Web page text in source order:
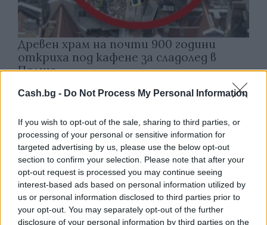
Cash.bg - Do Not Process My Personal Information
If you wish to opt-out of the sale, sharing to third parties, or
processing of your personal or sensitive information for
targeted advertising by us, please use the below opt-out
section to confirm your selection. Please note that after your
opt-out request is processed you may continue seeing
interest-based ads based on personal information utilized by
us or personal information disclosed to third parties prior to
your opt-out. You may separately opt-out of the further
disclosure of your personal information by third parties on the
Древен храм на почти 900 години
откриха под кафене за сладолед в
Полша
07.08.2026 / 16:00